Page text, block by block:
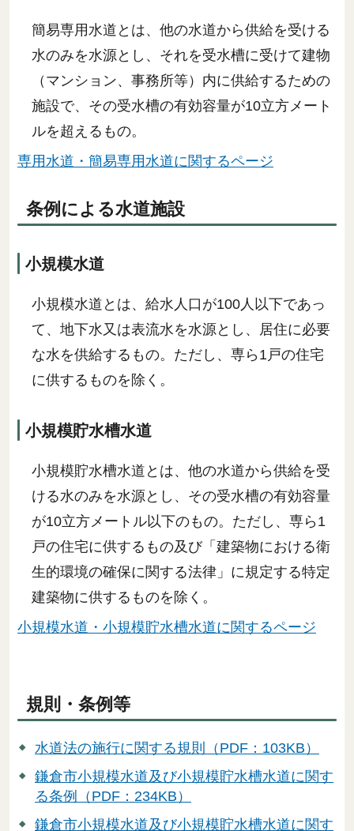
簡易専用水道とは、他の水道から供給を受ける
水のみを水源とし、それを受水槽に受けて建物
（マンション、事務所等）内に供給するための
施設で、その受水槽の有効容量が10立方メート
ルを超えるもの。
専用水道・簡易専用水道に関するページ
条例による水道施設
小規模水道
小規模水道とは、給水人口が100人以下であっ
て、地下水又は表流水を水源とし、居住に必要
な水を供給するもの。ただし、専ら1戸の住宅
に供するものを除く。
小規模貯水槽水道
小規模貯水槽水道とは、他の水道から供給を受
ける水のみを水源とし、その受水槽の有効容量
が10立方メートル以下のもの。ただし、専ら1
戸の住宅に供するもの及び「建築物における衛
生的環境の確保に関する法律」に規定する特定
建築物に供するものを除く。
小規模水道・小規模貯水槽水道に関するページ
規則・条例等
水道法の施行に関する規則（PDF：103KB）
鎌倉市小規模水道及び小規模貯水槽水道に関す
る条例（PDF：234KB）
鎌倉市小規模水道及び小規模貯水槽水道に関す